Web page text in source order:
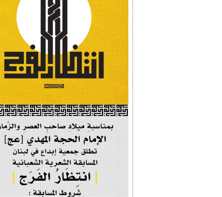
#شجرة_النبوة
#وأنا_على_دين_محم...
#بأمانة_موسى_بن_ج...
#إيران_حرم_فاطمة ...
| #فخر_المخدرات |
#صحيفة_المؤمن
إحتفالية #رياحين...